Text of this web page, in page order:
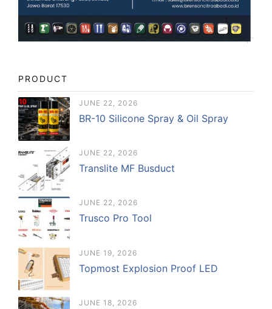
PRODUCT
JUNE 22, 2026
BR-10 Silicone Spray & Oil Spray
JUNE 22, 2026
Translite MF Busduct
JUNE 22, 2026
Trusco Pro Tool
JUNE 19, 2026
Topmost Explosion Proof LED
JUNE 18, 2026